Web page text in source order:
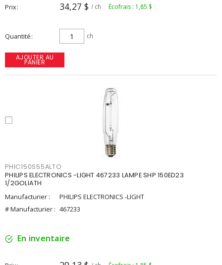
Prix 34,27 $ / ch Écofrais : 1,85 $
Quantité ch
AJOUTER AU
PANIER
PHIC150S55ALTO
PHILIPS ELECTRONICS -LIGHT 467233 LAMPE SHP 150ED23
1/2GOLIATH
Manufacturier :
PHILIPS ELECTRONICS -LIGHT
# Manufacturier : 467233
En inventaire